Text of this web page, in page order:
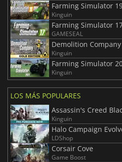
Farming Simulator
Kinguin
Farming Simulator
GAMESEAL
Demolition
Kinguin
Farming Simulator
Kinguin
LOS MÁS POPULARES
Assassin's Creed
Kinguin
Halo Campaign
LDShop
Corsair Cove
Game Boost